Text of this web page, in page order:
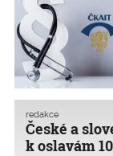
České a
k oslavám
redakce